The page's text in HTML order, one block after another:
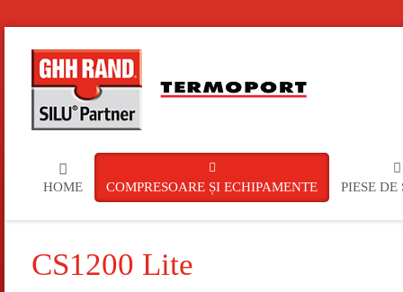
HOME COMPRESOARE ȘI ECHIPAMENTE PIESE DE
CS1200 Lite